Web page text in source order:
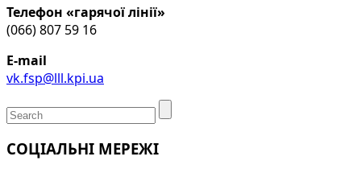
Телефон «гарячої лінії»
(066) 807 59 16
E-mail
vk.fsp@lll.kpi.ua
СОЦІАЛЬНІ МЕРЕЖІ